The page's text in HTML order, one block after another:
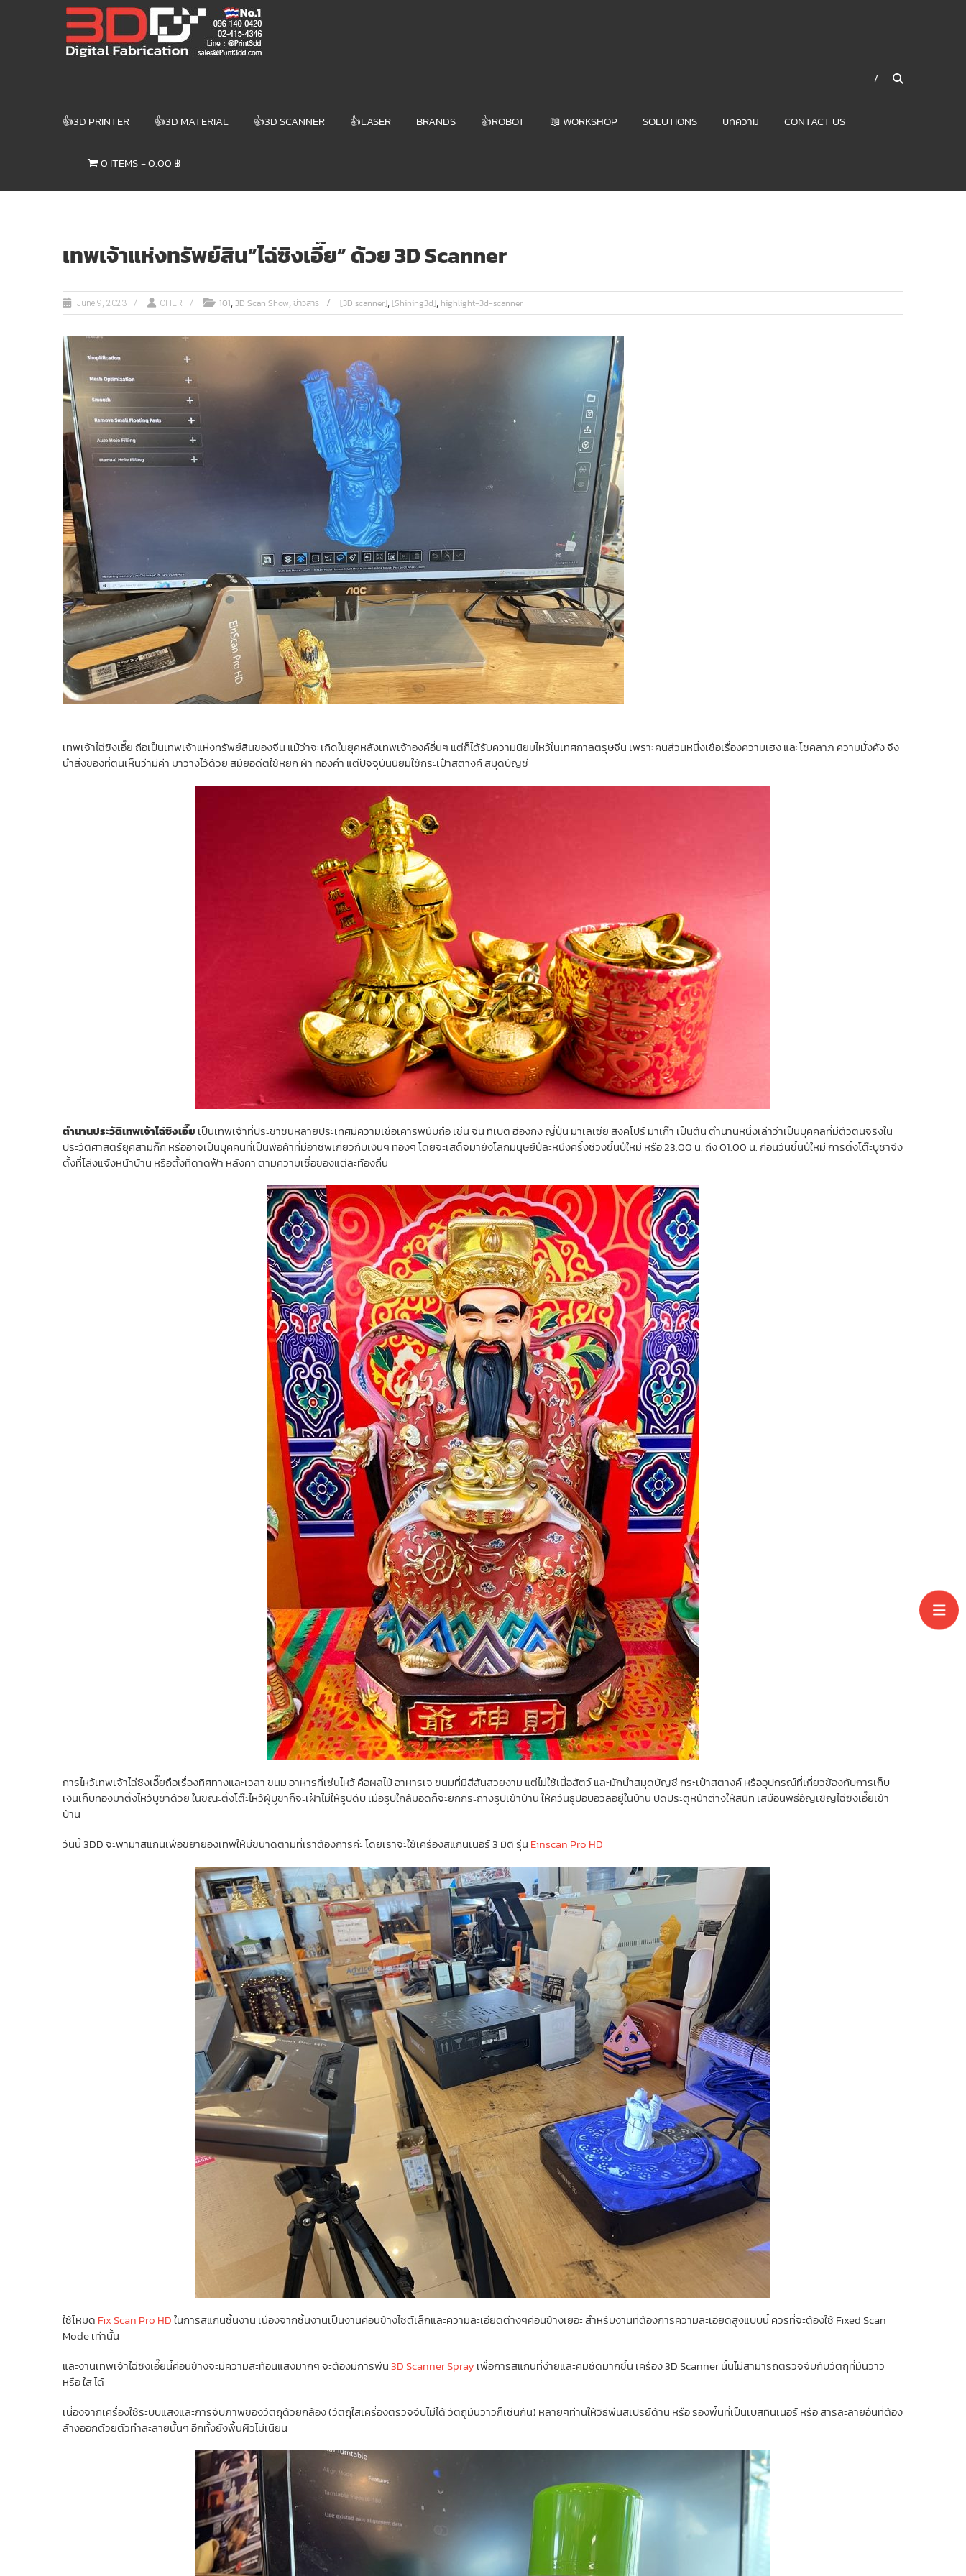
3DD DIGITAL
FABRICATION
3D Printer |
👍3D PRINTER 👍3D MATERIAL 👍3D SCANNER 👍LASER BRANDS 👍ROBOT 📖 WORKSHOP SOLUTIONS บทความ CONTACT US
0 ITEMS 0.00 ฿
เทพเจ้าแห่งทรัพย์สิน”ไฉ่ซิงเอี๊ย” ด้วย 3D Scanner
June 9, 2023 CHER 101,3D Scan Show,ข่าวสาร [3D scanner],[Shining3d], highlight-3d-scanner
เทพเจ้าไฉ่ซิงเอี๊ย ถือเป็นเทพเจ้าแห่งทรัพย์สินของจีน แม้ว่าจะเกิดในยุคหลังเทพเจ้าองค์อื่นๆ แต่ก็ได้รับความนิยมไหว้ในเทศกาลตรุษจีน เพราะคนส่วนหนึ่งเชื่อเรื่องความเฮง และโชคลาภ ความมั่งคั่ง จึง
นำสิ่งของที่ตนเห็นว่ามีค่า มาวางไว้ด้วย สมัยอดีตใช้หยก ผ้า ทองคำ แต่ปัจจุบันนิยมใช้กระเป๋าสตางค์ สมุดบัญชี
ตำนานประวัติเทพเจ้าไฉ่ซิงเอี๊ย เป็นเทพเจ้าที่ประชาชนหลายประเทศมีความเชื่อเคารพนับถือ เช่น จีน ทิเบต ฮ่องกง ญี่ปุ่น มาเลเซีย สิงคโปร์ มาเก๊า เป็นต้น ตำนานหนึ่งเล่าว่าเป็นบุคคลที่มีตัวตนจริงใน
ประวัติศาสตร์ยุคสามก๊ก หรืออาจเป็นบุคคนที่เป็นพ่อค้าที่มีอาชีพเกี่ยวกับเงินๆ ทองๆ โดยจะเสด็จมายังโลกมนุษย์ปีละหนึ่งครั้งช่วงขึ้นปีใหม่ หรือ 23.00 น. ถึง 01.00 น. ก่อนวันขึ้นปีใหม่ การตั้งโต๊ะบูชาจึง
ตั้งที่โล่งแจ้งหน้าบ้าน หรือตั้งที่ดาดฟ้า หลังคา ตามความเชื่อของแต่ละท้องถิ่น
การไหว้เทพเจ้าไฉ่ซิงเอี๊ยถือเรื่องทิศทางและเวลา ขนม อาหารที่เซ่นไหว้ คือผลไม้ อาหารเจ ขนมที่มีสีสันสวยงาม แต่ไม่ใช้เนื้อสัตว์ และมักนำสมุดบัญชี กระเป๋าสตางค์ หรืออุปกรณ์ที่เกี่ยวข้องกับการเก็บ
เงินเก็บทองมาตั้งไหว้บูชาด้วย ในขณะตั้งโต๊ะไหว้ผู้บูชาก็จะเฝ้าไม่ให้ธูปดับ เมื่อธูปใกล้มอดก็จะยกกระถางธูปเข้าบ้าน ให้ควันธูปอบอวลอยู่ในบ้าน ปิดประตูหน้าต่างให้สนิท เสมือนพิธีอัญเชิญไฉ่ซิงเอี๊ยเข้า
บ้าน
วันนี้ 3DD จะพามาสแกนเพื่อขยายองเทพให้มีขนาดตามที่เราต้องการค่ะ โดยเราจะใช้เครื่องสแกนเนอร์ 3 มิติ รุ่น Einscan Pro HD
ใช้โหมด Fix Scan Pro HDในการสแกนชิ้นงาน เนื่องจากชิ้นงานเป็นงานค่อนข้างไซต์เล็กและความละเอียดต่างๆค่อนข้างเยอะ สำหรับงานที่ต้องการความละเอียดสูงแบบนี้ ควรที่จะต้องใช้ Fixed Scan
Mode เท่านั้น
และงานเทพเจ้าไฉ่ซิงเอี๊ยนี้ค่อนข้างจะมีความสะท้อนแสงมากๆ จะต้องมีการพ่น3D Scanner Spray เพื่อการสแกนที่ง่ายและคมชัดมากขึ้น เครื่อง 3D Scanner นั้นไม่สามารถตรวจจับกับวัตถุที่มันวาว
หรือ ใส ได้
เนื่องจากเครื่องใช้ระบบแสงและการจับภาพของวัตถุด้วยกล้อง (วัตถุใสเครื่องตรวจจับไม่ได้ วัตถูมันวาวก็เช่นกัน) หลายๆท่านให้วิธีพ่นสเปรย์ด้าน หรือ รองพื้นที่เป็นเบสทินเนอร์ หรือ สารละลายอื่นที่ต้อง
ล้างออกด้วยตัวทำละลายนั้นๆ อีกทั้งยังพื้นผิวไม่เนียน